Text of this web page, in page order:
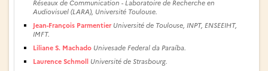
Réseaux de Communication - Laboratoire de Recherche en
Audiovisuel (LARA), Université Toulouse.
Jean-François Parmentier Université de Toulouse, INPT, ENSEEIHT,
IMFT.
Liliane S. Machado Univesade Federal da Paraíba.
Laurence Schmoll Université de Strasbourg.